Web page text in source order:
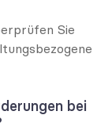
Sie
bei